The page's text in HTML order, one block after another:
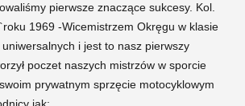
pierwsze znaczące sukcesy. Kol.
1969 -Wicemistrzem Okręgu w klasie
i jest to nasz pierwszy
poczet naszych mistrzów w sporcie
prywatnym sprzęcie motocyklowym